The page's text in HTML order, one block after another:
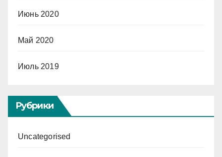
Июнь 2020
Май 2020
Июль 2019
Рубрики
Uncategorised